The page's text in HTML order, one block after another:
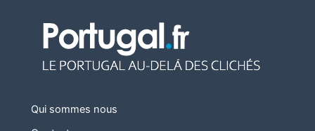
Qui sommes nous